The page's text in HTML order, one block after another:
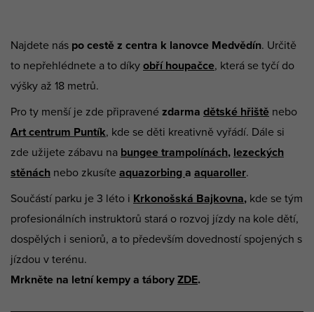
Najdete nás po cestě z centra k lanovce Medvědín. Určitě
to nepřehlédnete a to díky obří houpačce, která se tyčí do
výšky až 18 metrů.
Pro ty menší je zde připravené zdarma dětské hřiště nebo
Art centrum Puntík, kde se děti kreativně vyřádí. Dále si
zde užijete zábavu na bungee trampolínách, lezeckých
stěnách nebo zkusíte aquazorbing a aquaroller.
Součástí parku je 3 léto i Krkonošská Bajkovna, kde se tým
profesionálních instruktorů stará o rozvoj jízdy na kole dětí,
dospělých i seniorů, a to především dovedností spojených s
jízdou v terénu.
Mrkněte na letní kempy a tábory ZDE.